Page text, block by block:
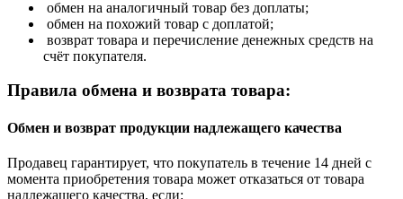
обмен на аналогичный товар без доплаты;
обмен на похожий товар с доплатой;
возврат товара и перечисление денежных средств на
счёт покупателя.
Правила обмена и возврата товара:
Обмен и возврат продукции надлежащего качества
Продавец гарантирует, что покупатель в течение 14 дней с
момента приобретения товара может отказаться от товара
надлежащего качества, если: